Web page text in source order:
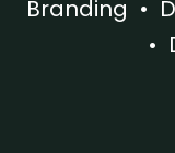
Branding